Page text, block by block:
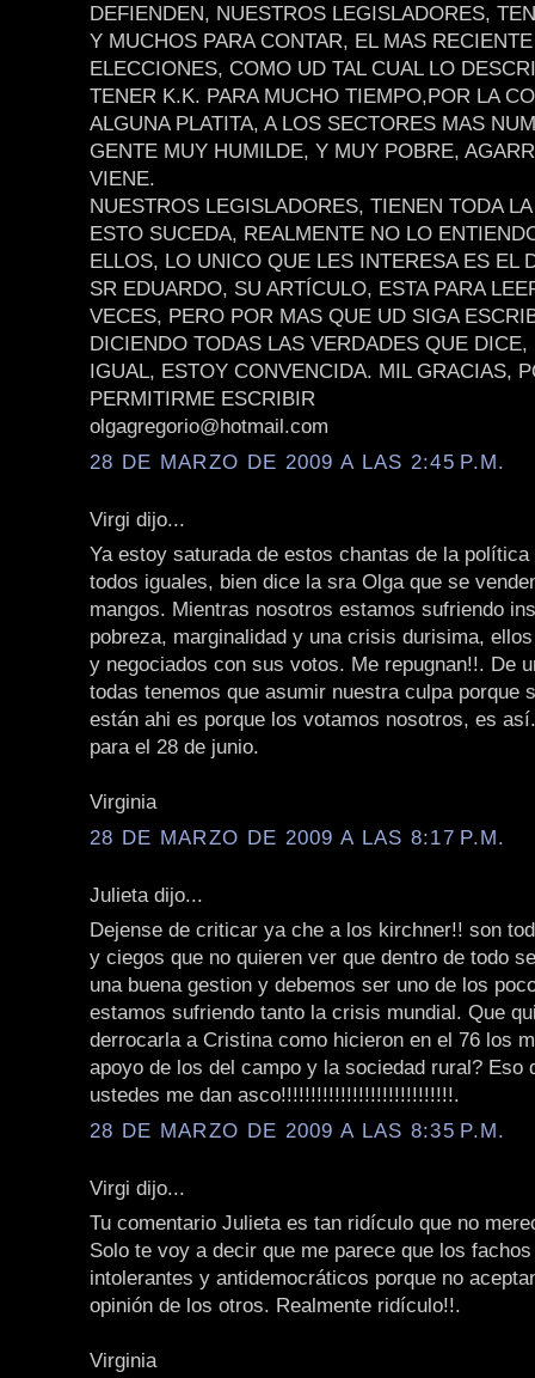
DEFIENDEN, NUESTROS LEGISLADORES,
Y MUCHOS PARA CONTAR, EL MAS
ELECCIONES, COMO UD TAL CUAL LO
TENER K.K. PARA MUCHO TIEMPO,POR LA
ALGUNA PLATITA, A LOS SECTORES MAS
GENTE MUY HUMILDE, Y MUY POBRE,
VIENE.
NUESTROS LEGISLADORES, TIENEN TODA
ESTO SUCEDA, REALMENTE NO LO
ELLOS, LO UNICO QUE LES INTERESA ES EL
SR EDUARDO, SU ARTÍCULO, ESTA PARA
VECES, PERO POR MAS QUE UD SIGA
DICIENDO TODAS LAS VERDADES QUE DICE,
IGUAL, ESTOY CONVENCIDA. MIL GRACIAS,
PERMITIRME ESCRIBIR
olgagregorio@hotmail.com
28 DE MARZO DE 2009 A LAS 2:45 P.M.
Virgi dijo...
Ya estoy saturada de estos chantas de la
todos iguales, bien dice la sra Olga que se
mangos. Mientras nosotros estamos sufriendo
pobreza, marginalidad y una crisis durisima,
y negociados con sus votos. Me repugnan!!. De
todas tenemos que asumir nuestra culpa porque
están ahi es porque los votamos nosotros, es
para el 28 de junio.
Virginia
28 DE MARZO DE 2009 A LAS 8:17 P.M.
Julieta dijo...
Dejense de criticar ya che a los kirchner!! son
y ciegos que no quieren ver que dentro de todo
una buena gestion y debemos ser uno de los
estamos sufriendo tanto la crisis mundial. Que
derrocarla a Cristina como hicieron en el 76 los
apoyo de los del campo y la sociedad rural? Eso
ustedes me dan asco!!!!!!!!!!!!!!!!!!!!!!!!!!!!!.
28 DE MARZO DE 2009 A LAS 8:35 P.M.
Virgi dijo...
Tu comentario Julieta es tan ridículo que no
Solo te voy a decir que me parece que los
intolerantes y antidemocráticos porque no
opinión de los otros. Realmente ridículo!!.
Virginia